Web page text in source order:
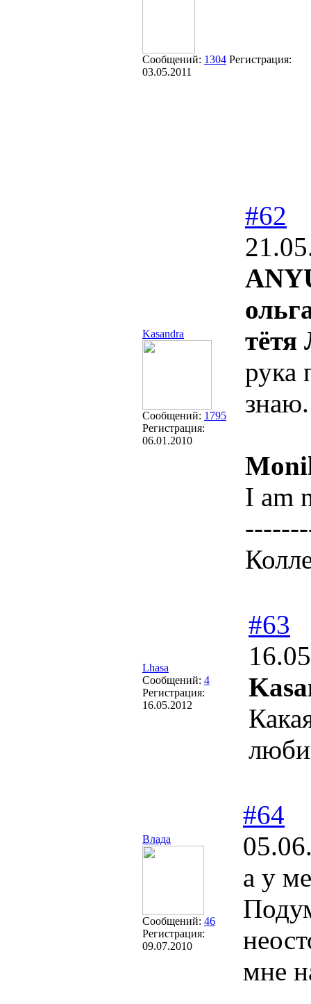
Сообщений: 1304 Регистрация:
03.05.2011
Kasandra
Сообщений: 1795
Регистрация:
06.01.2010
#62
тётя
рука
знаю.
I am
Lhasa
Сообщений: 4
Регистрация:
16.05.2012
#63
Влада
Сообщений: 46
Регистрация:
09.07.2010
#64
а у
мне